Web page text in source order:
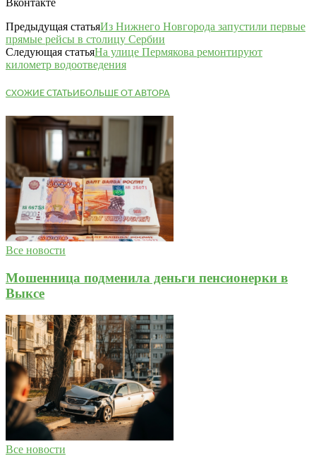
Предыдущая статьяИз Нижнего Новгорода запустили первые
прямые рейсы в столицу Сербии
Следующая статьяНа улице Пермякова ремонтируют
километр водоотведения
СХОЖИЕ СТАТЬИБОЛЬШЕ ОТ АВТОРА
Все новости
Мошенница подменила деньги пенсионерки в
Выксе
Все новости